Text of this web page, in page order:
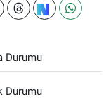
Durumu
Durumu